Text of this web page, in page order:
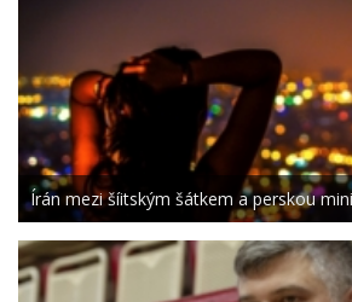
Írán mezi šíitským šátkem a perskou